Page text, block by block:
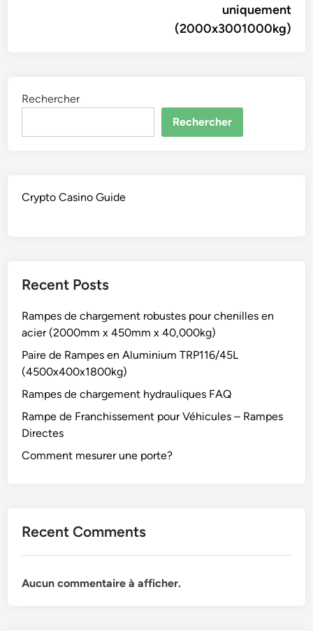
uniquement
(2000x3001000kg)
Rechercher
Rechercher
Crypto Casino Guide
Recent Posts
Rampes de chargement robustes pour chenilles en
acier (2000mm x 450mm x 40,000kg)
Paire de Rampes en Aluminium TRP116/45L
(4500x400x1800kg)
Rampes de chargement hydrauliques FAQ
Rampe de Franchissement pour Véhicules – Rampes
Directes
Comment mesurer une porte?
Recent Comments
Aucun commentaire à afficher.